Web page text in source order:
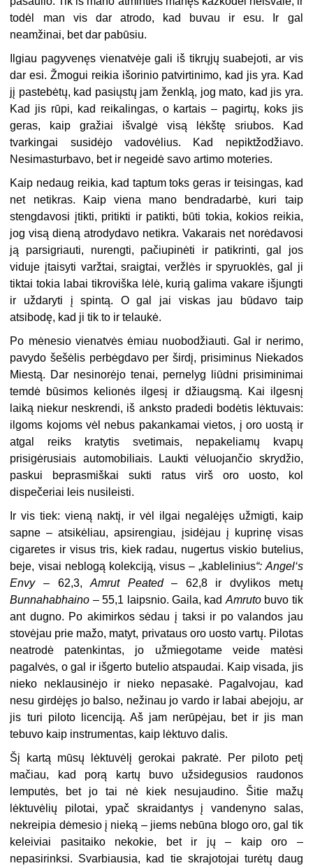
todėl man vis dar atrodo, kad buvau ir esu. Ir gal
neamžinai, bet dar pabūsiu.
Ilgiau pagyvenęs vienatvėje gali iš tikrųjų suabejoti, ar vis
dar esi. Žmogui reikia išorinio patvirtinimo, kad jis yra. Kad
jį pastebėtų, kad pasiųstų jam ženklą, jog mato, kad jis yra.
Kad jis rūpi, kad reikalingas, o kartais – pagirtų, koks jis
geras, kaip gražiai išvalgė visą lėkštę sriubos. Kad
tvarkingai susidėjo vadovėlius. Kad nepiktžodžiavo.
Nesimasturbavo, bet ir negeidė savo artimo moteries.
Kaip nedaug reikia, kad taptum toks geras ir teisingas, kad
net netikras. Kaip viena mano bendradarbė, kuri taip
stengdavosi įtikti, pritikti ir patikti, būti tokia, kokios reikia,
jog visą dieną atrodydavo netikra. Vakarais net norėdavosi
ją parsigriauti, nurengti, pačiupinėti ir patikrinti, gal jos
viduje įtaisyti varžtai, sraigtai, veržlės ir spyruoklės, gal ji
tiktai tokia labai tikroviška lėlė, kurią galima vakare išjungti
ir uždaryti į spintą. O gal jai viskas jau būdavo taip
atsibodę, kad ji tik to ir telaukė.
Po mėnesio vienatvės ėmiau nuobodžiauti. Gal ir nerimo,
pavydo šešėlis perbėgdavo per širdį, prisiminus Niekados
Miestą. Dar nesinorėjo tenai, pernelyg liūdni prisiminimai
temdė būsimos kelionės ilgesį ir džiaugsmą. Kai ilgesnį
laiką niekur neskrendi, iš anksto pradedi bodėtis lėktuvais:
ilgoms kojoms vėl nebus pakankamai vietos, į oro uostą ir
atgal reiks kratytis svetimais, nepakeliamų kvapų
prisigėrusiais automobiliais. Laukti vėluojančio skrydžio,
paskui beprasmiškai sukti ratus virš oro uosto, kol
dispečeriai leis nusileisti.
Ir vis tiek: vieną naktį, ir vėl ilgai negalėjęs užmigti, kaip
sapne – atsikėliau, apsirengiau, įsidėjau į kuprinę visas
cigaretes ir visus tris, kiek radau, nugertus viskio butelius,
beje, visai neblogą kolekciją, visus – „kablelinius“: Angel‘s
Envy– 62,3,Amrut Peated– 62,8 ir
dvylikos metų
Bunnahabhaino – 55,1 laipsnio. Gaila, kad Amrutobuvo tik
ant dugno. Po akimirkos sėdau į taksi ir po valandos jau
stovėjau prie mažo, matyt, privataus oro uosto vartų. Pilotas
neatrodė patenkintas, jo užmiegotame veide matėsi
pagalvės, o gal ir išgerto butelio atspaudai. Kaip visada, jis
nieko neklausinėjo ir nieko nepasakė. Pagalvojau, kad
nesu girdėjęs jo balso, nežinau jo vardo ir labai abejoju, ar
jis turi piloto licenciją. Aš jam nerūpėjau, bet ir jis man
tebuvo kaip instrumentas, kaip lėktuvo dalis.
Šį kartą mūsų lėktuvėlį gerokai pakratė. Per piloto petį
mačiau, kad porą kartų buvo užsidegusios raudonos
lemputės, bet jo tai nė kiek nesujaudino. Šitie mažų
lėktuvėlių pilotai, ypač skraidantys į vandenyno salas,
nekreipia dėmesio į nieką – jiems nebūna blogo oro, gal tik
keleiviai pasitaiko nekokie, bet ir jų – kaip oro –
nepasirinksi. Svarbiausia, kad tie skrajotojai turėtų daug